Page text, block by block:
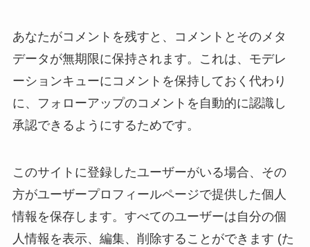
あなたがコメントを残すと、コメントとそのメタ
データが無期限に保持されます。これは、モデレ
ーションキューにコメントを保持しておく代わり
に、フォローアップのコメントを自動的に認識し
承認できるようにするためです。
このサイトに登録したユーザーがいる場合、その
方がユーザープロフィールページで提供した個人
情報を保存します。すべてのユーザーは自分の個
人情報を表示、編集、削除することができます (た